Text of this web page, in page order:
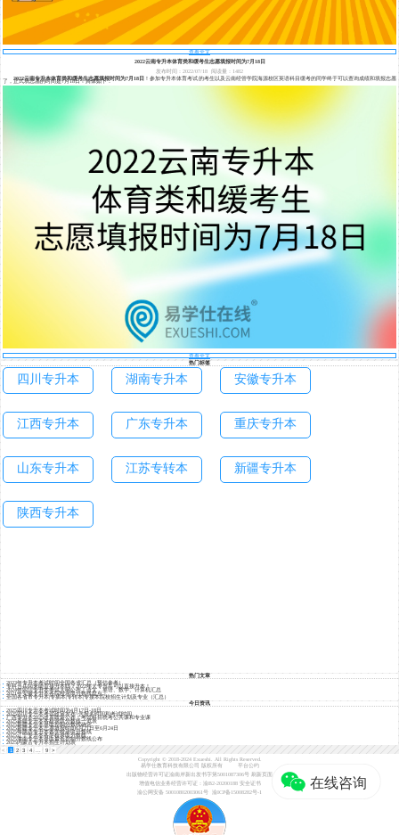
查看全文
2022云南专升本体育类和缓考生志愿填报时间为7月18日
发布时间：2022/07/18
阅读量：1482
2022云南专升本体育类和缓考生志愿填报时间为7月18日 ！参加专升本体育考试的考生以及云南经管学院海源校区英语科目缓考的同学终于可以查询成绩和填报志愿
了，正式填志愿的时间是7月18日！具体如下：
查看全文
热门标签
四川专升本 湖南专升本 安徽专升本
江西专升本 广东专升本 重庆专升本
山东专升本 江苏专转本 新疆专升本
陕西专升本
热门文章
2023年专升本考试时间全国各省汇总（预估参考）
专科当兵回来能直接升本吗？2022年大专当兵可以直接升本！
2024年四川专升本考试大纲公布！语文、英语、数学、计算机汇总
2021年安徽专升本各院校录取分数线盘点！
全国各省市专升本|专插本|专转本|专接本院校招生计划及专业（汇总）
今日资讯
2025四川专升本考试时间为4月17日-18日
2025四川专升本考试政策发布~含报名时间和考试时间
广西专升本2025改革政策公布！考试科目统考公共课和专业课
2025新疆专升本各校录取分数线一览表
2025新疆专升本录取控制分数线确定
2025新疆专升本志愿填报时间6月21日至6月24日
2025年陕西专升本各学校录取分数线
2025辽宁专升本各学校录取分数线
2025海南专升本录取最低控制分数线公布
2025内蒙古专升本招生计划表
<
1 2 3 4 9
>
Copyright © 2018-2024 Exueshi. All Rights Reserved.
易学仕教育科技有限公司 版权所有
平台公约
出版物经营许可证渝南岸新出发书字第5001087306号 刷新页面
增值电信业务经营许可证：渝B2-20200188 安全证书
渝公网安备 50010802003061号
渝ICP备15008282号-1